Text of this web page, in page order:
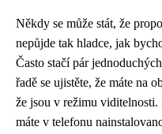
Někdy se může stát, že
nepůjde tak hladce, jak
Často stačí pár
řadě se ujistěte, že máte na
že jsou v režimu
máte v telefonu